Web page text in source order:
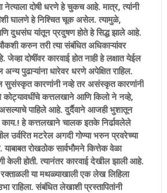
नेत्याला दोषी धरणे हे चुकच आहे. मात्र, त्यांनी
घालणे हे निश्चित चूक असेल. त्यामुळे,
दुधसंघ यांतून प्रदुषण होते हे सिद्ध झाले आहे.
करुन तरी त्या संबंधित अधिकाऱ्यांवर
जेव्हा दोषींवर कारवाई होत नाही हे लक्षात येईल
अन्य पुढाऱ्यांना धारेवर धरणे अपेक्षित राहिल.
कारणांनी नव्हे तर असंस्कृत कारणांनी
कत्तलखाने आणि किलो ने नव्हे,
पाहिले आहे. दुर्दैवाने आजही भुशातून
काय.! हे कत्तलखाने चालक इतके निर्ढावलेले
उर्वरित मटरेल अगदी गोण्या भरुन प्रवरेच्या
रोखठोक सार्वभौमने कित्तेक वेळा
केली होती. त्यानंतर कारवाई देखील झाली आहे.
या मथळ्याखाली एक लेख लिहिला
राहिला. संबंधित लेखाशी प्रस्तापितांनी